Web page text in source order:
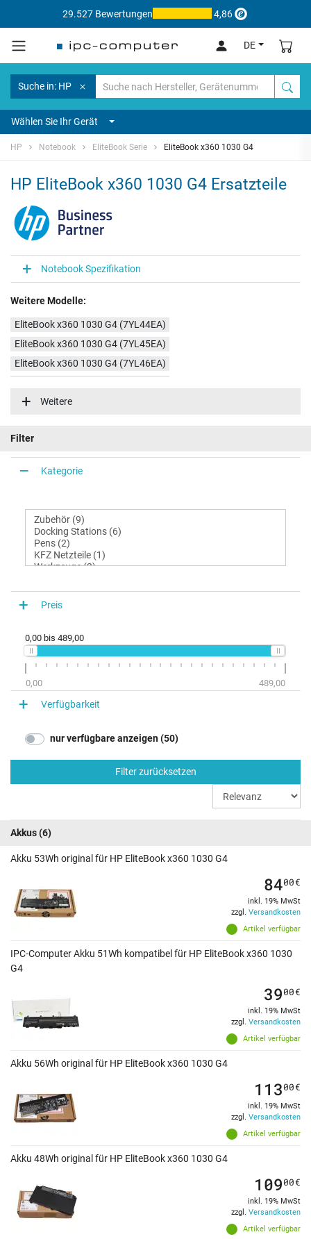
29.527 Bewertungen 4,86
DE
Suche in: HP
Wählen Sie Ihr Gerät
HP Notebook EliteBook Serie EliteBook x360 1030 G4
HP EliteBook x360 1030 G4 Ersatzteile
Notebook Spezifikation
Weitere Modelle:
EliteBook x360 1030 G4 (7YL44EA)
EliteBook x360 1030 G4 (7YL45EA)
EliteBook x360 1030 G4 (7YL46EA)
EliteBook x360 1030 G4 (7YL38EA)
EliteBook x360 1030 G4 (9FT56ES)
Weitere
Filter
Kategorie
Preis
0,00 bis 489,00
0,00 489,00
Verfügbarkeit
nur verfügbare anzeigen (50)
Filter zurücksetzen
Akkus(6)
Akku 53Wh original für HP EliteBook x360 1030 G4
Artikel verfügbar
8400€
inkl. 19% MwSt
zzgl. Versandkosten
IPC-Computer Akku 51Wh kompatibel für HP EliteBook x360 1030
G4
Artikel verfügbar
3900€
inkl. 19% MwSt
zzgl. Versandkosten
Akku 56Wh original für HP EliteBook x360 1030 G4
Artikel verfügbar
11300€
inkl. 19% MwSt
zzgl. Versandkosten
Akku 48Wh original für HP EliteBook x360 1030 G4
Artikel verfügbar
10900€
inkl. 19% MwSt
zzgl. Versandkosten